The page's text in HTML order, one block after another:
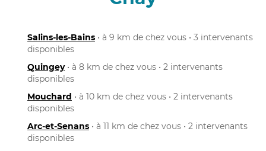
Salins-les-Bains • à 9 km de chez vous • 3 intervenants
disponibles
Quingey• à 8 km de chez vous • 2 intervenants
disponibles
Mouchard • à 10 km de chez vous • 2 intervenants
disponibles
Arc-et-Senans • à 11 km de chez vous • 2 intervenants
disponibles